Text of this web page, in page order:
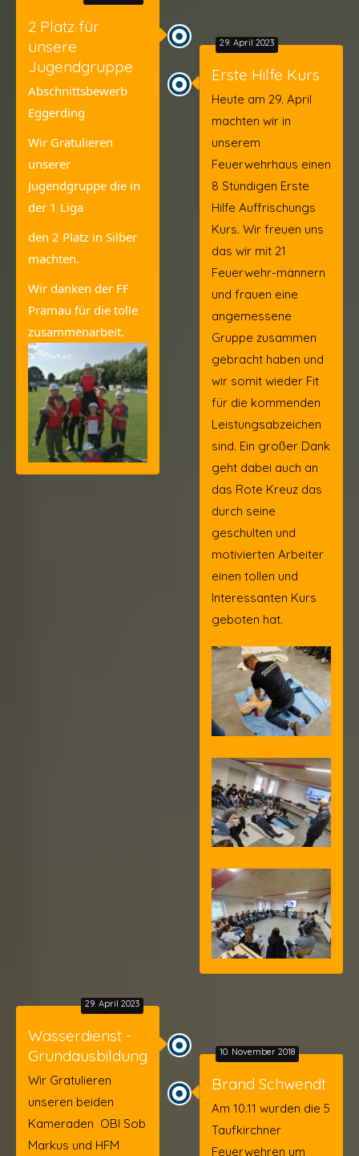
2 Platz für
unsere
Jugendgruppe
Abschnittsbewerb
Eggerding
Wir Gratulieren
unserer
Jugendgruppe die in
der 1 Liga
den 2 Platz in Silber
machten.
Wir danken der FF
Pramau für die tolle
zusammenarbeit.
29. April 2023
Erste Hilfe Kurs
Heute am 29. April
machten wir in
unserem
Feuerwehrhaus einen
8 Stündigen Erste
Hilfe Auffrischungs
Kurs. Wir freuen uns
das wir mit 21
Feuerwehr-männern
und frauen eine
angemessene
Gruppe zusammen
gebracht haben und
wir somit wieder Fit
für die kommenden
Leistungsabzeichen
sind. Ein großer Dank
geht dabei auch an
das Rote Kreuz das
durch seine
geschulten und
motivierten Arbeiter
einen tollen und
Interessanten Kurs
geboten hat.
29. April 2023
Wasserdienst -
Grundausbildung
Wir Gratulieren
unseren beiden
Kameraden OBI Sob
Markus und HFM
10. November 2018
Brand Schwendt
Am 10.11 wurden die 5
Taufkirchner
Feuerwehren um